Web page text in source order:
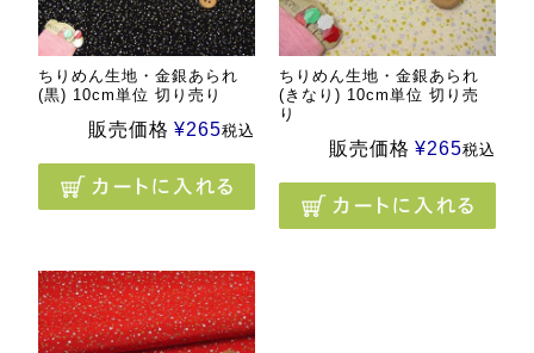
ちりめん生地・金銀あられ
(黒) 10cm単位 切り売り
販売価格 ¥265税込
ちりめん生地・金銀あられ
(きなり) 10cm単位 切り売
り
販売価格 ¥265税込